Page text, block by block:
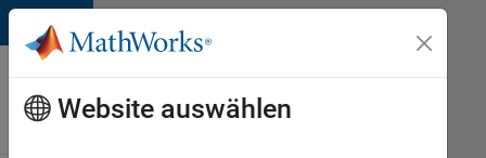
Weiter zum Inhalt
Karriere
bei
MathWorks
Website auswählen